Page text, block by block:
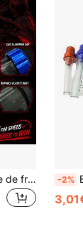
Kit de réservoir de liquide de frein universel pour moto | Tasse de maître-cylindre de frein transparente avec marquages de niveau Max/Min | Tasse d'huile étanche avec bouchon CNC, convient aux motos de sport de rue, scooters, VTT -2%